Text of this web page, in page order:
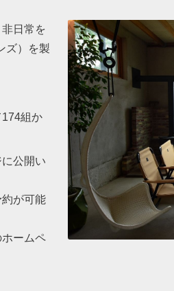
日常を
ズ）を製
組か
公開い
が可能
ームペ